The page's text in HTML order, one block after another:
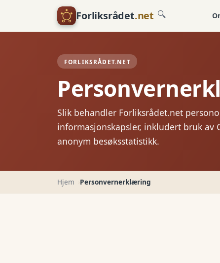
Forliksrådet.net 🔍
FORLIKSRÅDET.NET
Slik behandler Forliksrådet.net
informasjonskapsler, inkludert bruk av
anonym besøksstatistikk.
Hjem Personvernerklæring